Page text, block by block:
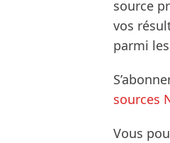
source
vos
parmi
sources
Vous